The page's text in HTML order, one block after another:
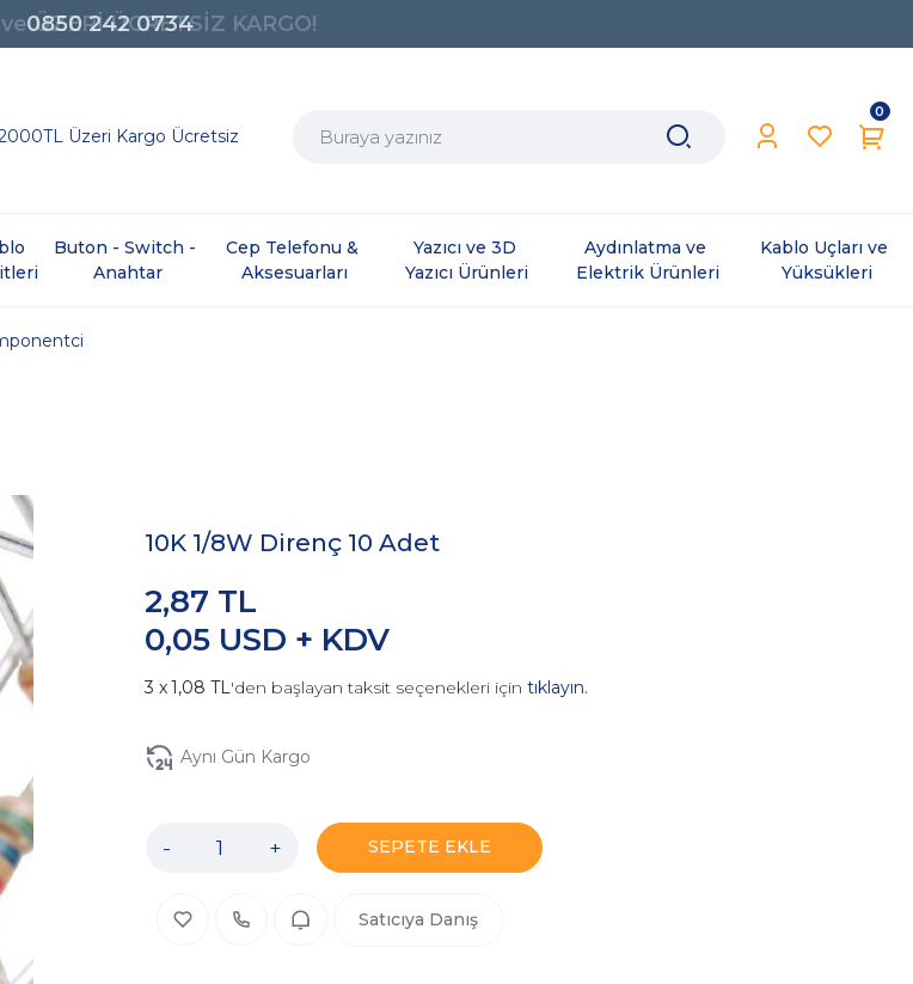
0850 242 0734
Üzeri Kargo Ücretsiz
0
Buton - Switch -
Anahtar
Cep Telefonu &
Aksesuarları
Yazıcı ve 3D
Yazıcı Ürünleri
Aydınlatma ve
Elektrik Ürünleri
Kablo Uçları ve
Yüksükleri
10K 1/8W Direnç 10 Adet
0,05 USD + KDV
2,87 TL
1,08 TL'den başlayan taksit seçenekleri için tıklayın.
Aynı Gün Kargo
- + SEPETE EKLE
Satıcıya Danış